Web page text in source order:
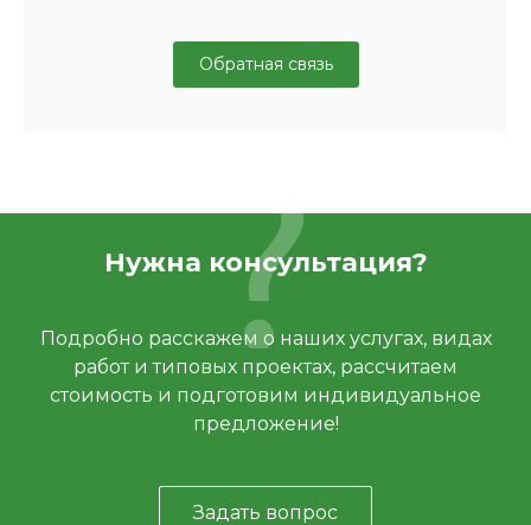
Обратная связь
Нужна консультация?
Подробно расскажем о наших услугах, видах
работ и типовых проектах, рассчитаем
стоимость и подготовим индивидуальное
предложение!
Задать вопрос